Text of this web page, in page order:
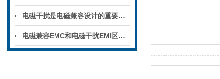
电磁干扰是电磁兼容设计的重要组成部分
电磁兼容EMC和电磁干扰EMI区别在哪里